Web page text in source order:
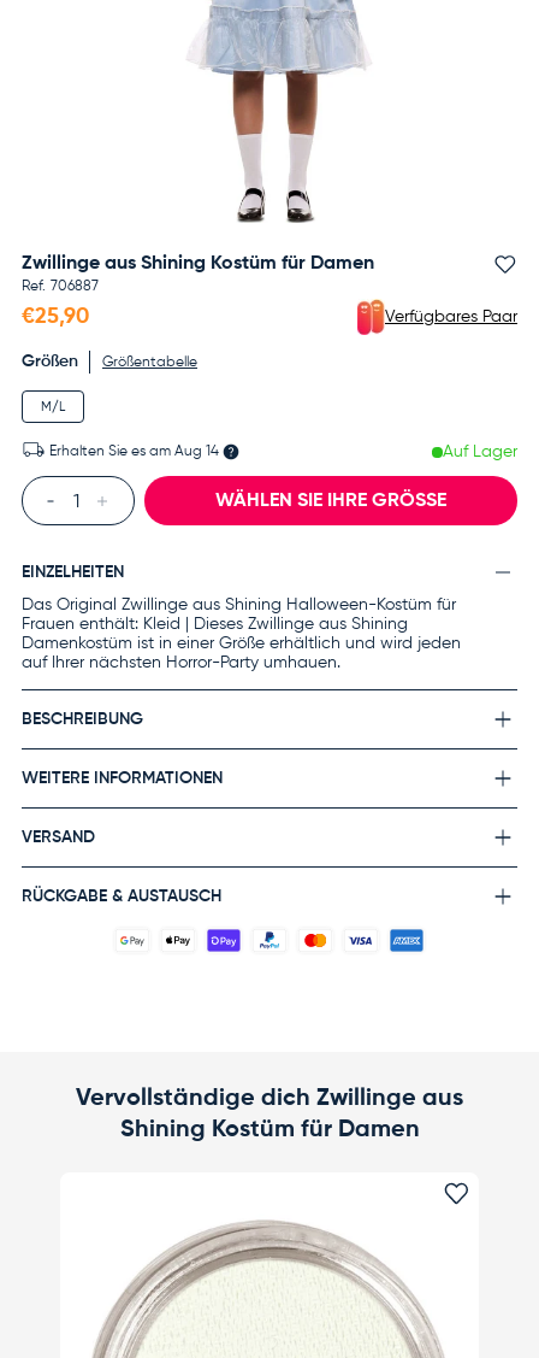
Zwillinge aus Shining Kostüm für Damen
Ref. 706887
€25,90 Verfügbares Paar
Größen Größentabelle
M/L
Auf Lager
Erhalten Sie es am Aug 14
Anzahl
WÄHLEN SIE IHRE GRÖSSE
EINZELHEITEN
Das Original Zwillinge aus Shining Halloween-Kostüm für
Frauen enthält: Kleid | Dieses Zwillinge aus Shining
Damenkostüm ist in einer Größe erhältlich und wird jeden
auf Ihrer nächsten Horror-Party umhauen.
BESCHREIBUNG
WEITERE INFORMATIONEN
VERSAND
RÜCKGABE & AUSTAUSCH
Vervollständige dich Zwillinge aus
Shining Kostüm für Damen